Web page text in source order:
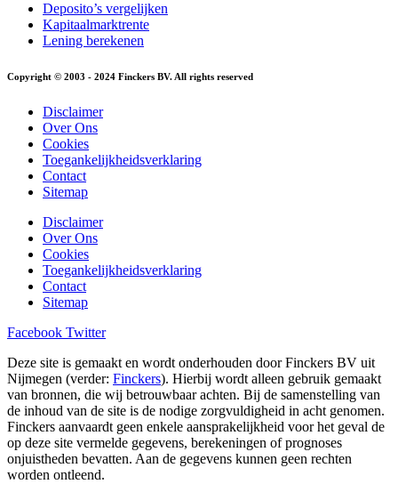
Deposito’s vergelijken
Kapitaalmarktrente
Lening berekenen
Copyright © 2003 - 2024 Finckers BV. All rights reserved
Disclaimer
Over Ons
Cookies
Toegankelijkheidsverklaring
Contact
Sitemap
Disclaimer
Over Ons
Cookies
Toegankelijkheidsverklaring
Contact
Sitemap
Facebook Twitter
Deze site is gemaakt en wordt onderhouden door Finckers BV uit
Nijmegen (verder: Finckers). Hierbij wordt alleen gebruik gemaakt
van bronnen, die wij betrouwbaar achten. Bij de samenstelling van
de inhoud van de site is de nodige zorgvuldigheid in acht genomen.
Finckers aanvaardt geen enkele aansprakelijkheid voor het geval de
op deze site vermelde gegevens, berekeningen of prognoses
onjuistheden bevatten. Aan de gegevens kunnen geen rechten
worden ontleend.